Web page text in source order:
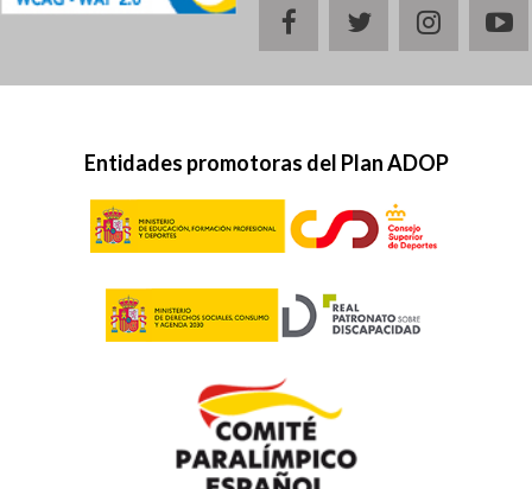
facebooktwitter
Entidades promotoras del Plan ADOP